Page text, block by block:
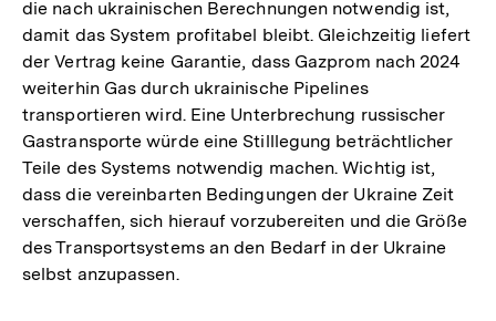
die nach ukrainischen Berechnungen notwendig ist,
damit das System profitabel bleibt. Gleichzeitig liefert
der Vertrag keine Garantie, dass Gazprom nach 2024
weiterhin Gas durch ukrainische Pipelines
transportieren wird. Eine Unterbrechung russischer
Gastransporte würde eine Stilllegung beträchtlicher
Teile des Systems notwendig machen. Wichtig ist,
dass die vereinbarten Bedingungen der Ukraine Zeit
verschaffen, sich hierauf vorzubereiten und die Größe
des Transportsystems an den Bedarf in der Ukraine
selbst anzupassen.